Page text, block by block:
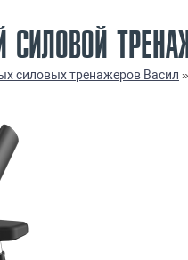
силовых тренажеров Васил »